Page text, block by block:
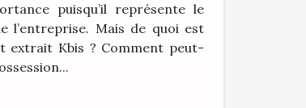
puisqu’il représente le
l’entreprise. Mais de quoi est
extrait Kbis ? Comment peut-